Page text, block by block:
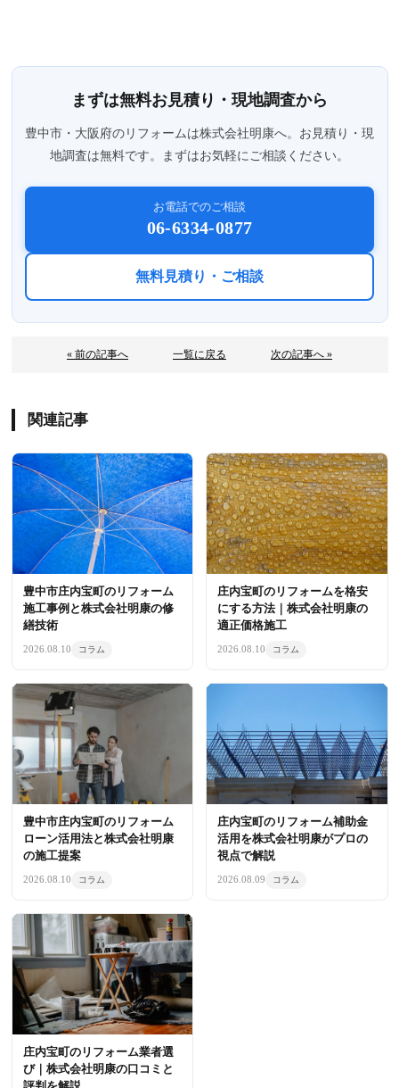
まずは無料お見積り・現地調査から
豊中市・大阪府のリフォームは株式会社明康へ。お見積り・現
地調査は無料です。まずはお気軽にご相談ください。
お電話でのご相談
06-6334-0877
無料見積り・ご相談
« 前の記事へ 一覧に戻る 次の記事へ »
関連記事
豊中市庄内宝町のリフォーム
施工事例と株式会社明康の修
繕技術
2026.08.10 コラム
庄内宝町のリフォームを格安
にする方法｜株式会社明康の
適正価格施工
2026.08.10 コラム
豊中市庄内宝町のリフォーム
ローン活用法と株式会社明康
の施工提案
2026.08.10 コラム
庄内宝町のリフォーム補助金
活用を株式会社明康がプロの
視点で解説
2026.08.09 コラム
庄内宝町のリフォーム業者選
び｜株式会社明康の口コミと